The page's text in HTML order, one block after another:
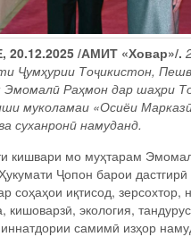
/АМИТ «Ховар»/.
Ҷумҳурии Тоҷикистон,
Раҳмон дар шаҳри
муколамаи «Осиёи
суханронӣ намуданд.
кишвари мо муҳтарам
Ҷопон барои дастгирӣ
соҳаҳои иқтисод, зерсохтор,
кишоварзӣ, экология,
самимӣ изҳор